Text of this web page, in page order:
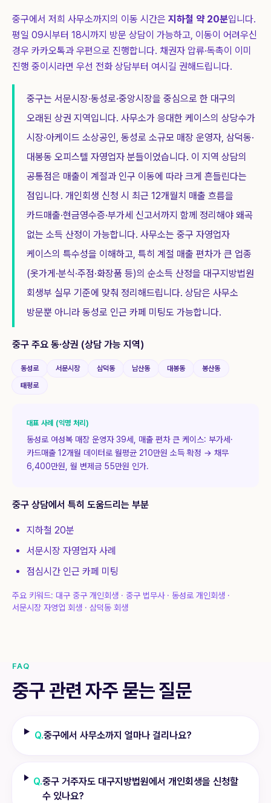
중구에서 저희 사무소까지의 이동 시간은 지하철 약 20분입니다.
평일 09시부터 18시까지 방문 상담이 가능하고, 이동이 어려우신
경우 카카오톡과 우편으로 진행합니다. 채권자 압류·독촉이 이미
진행 중이시라면 우선 전화 상담부터 여시길 권해드립니다.
중구는 서문시장·동성로·중앙시장을 중심으로 한 대구의
오래된 상권 지역입니다. 사무소가 응대한 케이스의 상당수가
시장·아케이드 소상공인, 동성로 소규모 매장 운영자, 삼덕동·
대봉동 오피스텔 자영업자 분들이었습니다. 이 지역 상담의
공통점은 매출이 계절과 인구 이동에 따라 크게 흔들린다는
점입니다. 개인회생 신청 시 최근 12개월치 매출 흐름을
카드매출·현금영수증·부가세 신고서까지 함께 정리해야 왜곡
없는 소득 산정이 가능합니다. 사무소는 중구 자영업자
케이스의 특수성을 이해하고, 특히 계절 매출 편차가 큰 업종
(옷가게·분식·주점·화장품 등)의 순소득 산정을 대구지방법원
회생부 실무 기준에 맞춰 정리해드립니다. 상담은 사무소
방문뿐 아니라 동성로 인근 카페 미팅도 가능합니다.
중구 주요 동·상권 (상담 가능 지역)
동성로 서문시장 삼덕동 남산동 대봉동
봉산동
태평로
대표 사례 (익명 처리)
동성로 여성복 매장 운영자 39세, 매출 편차 큰 케이스: 부가세·
카드매출 12개월 데이터로 월평균 210만원 소득 확정 → 채무
6,400만원, 월 변제금 55만원 인가.
중구 상담에서 특히 도움드리는 부분
지하철 20분
서문시장 자영업자 사례
점심시간 인근 카페 미팅
주요 키워드: 대구 중구 개인회생 · 중구 법무사 · 동성로 개인회생 ·
서문시장 자영업 회생 · 삼덕동 회생
FAQ
중구관련 자주 묻는 질문
Q.중구에서 사무소까지 얼마나 걸리나요?
Q.중구 거주자도 대구지방법원에서 개인회생을 신청할
수 있나요?